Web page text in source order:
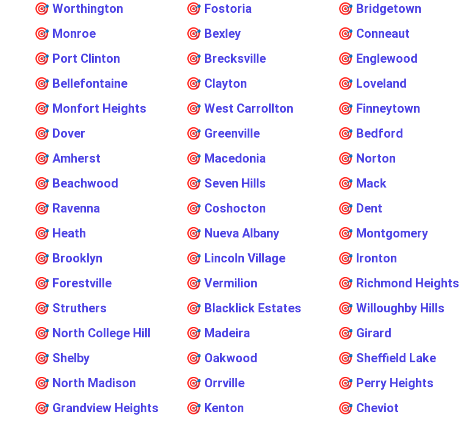
🎯 Worthington 🎯 Fostoria 🎯 Bridgetown
🎯 Monroe 🎯 Bexley 🎯 Conneaut
🎯 Port Clinton 🎯 Brecksville 🎯 Englewood
🎯 Bellefontaine 🎯 Clayton 🎯 Loveland
🎯 Monfort Heights 🎯 West Carrollton 🎯 Finneytown
🎯 Dover 🎯 Greenville 🎯 Bedford
🎯 Amherst 🎯 Macedonia 🎯 Norton
🎯 Beachwood 🎯 Seven Hills 🎯 Mack
🎯 Ravenna 🎯 Coshocton 🎯 Dent
🎯 Heath 🎯 Nueva Albany 🎯 Montgomery
🎯 Brooklyn 🎯 Lincoln Village 🎯 Ironton
🎯 Forestville 🎯 Vermilion 🎯 Richmond Heights
🎯 Struthers 🎯 Blacklick Estates 🎯 Willoughby Hills
🎯 North College Hill 🎯 Madeira 🎯 Girard
🎯 Shelby 🎯 Oakwood 🎯 Sheffield Lake
🎯 North Madison 🎯 Orrville 🎯 Perry Heights
🎯 Grandview Heights 🎯 Kenton 🎯 Cheviot